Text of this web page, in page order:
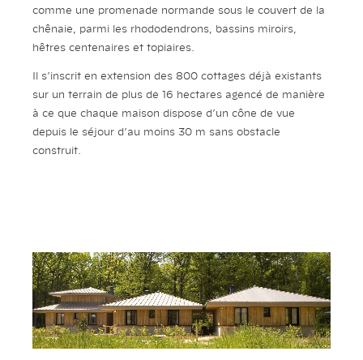
comme une promenade normande sous le couvert de la
chênaie, parmi les rhododendrons, bassins miroirs,
hêtres centenaires et topiaires.
Il s’inscrit en extension des 800 cottages déjà existants
sur un terrain de plus de 16 hectares agencé de manière
à ce que chaque maison dispose d’un cône de vue
depuis le séjour d’au moins 30 m sans obstacle
construit.